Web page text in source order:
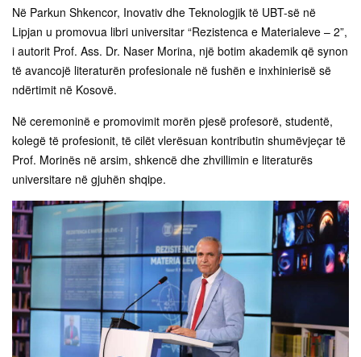
Në Parkun Shkencor, Inovativ dhe Teknologjik të UBT-së në
Lipjan u promovua libri universitar “Rezistenca e Materialeve – 2”,
i autorit Prof. Ass. Dr. Naser Morina, një botim akademik që synon
të avancojë literaturën profesionale në fushën e inxhinierisë së
ndërtimit në Kosovë.
Në ceremoninë e promovimit morën pjesë profesorë, studentë,
kolegë të profesionit, të cilët vlerësuan kontributin shumëvjeçar të
Prof. Morinës në arsim, shkencë dhe zhvillimin e literaturës
universitare në gjuhën shqipe.